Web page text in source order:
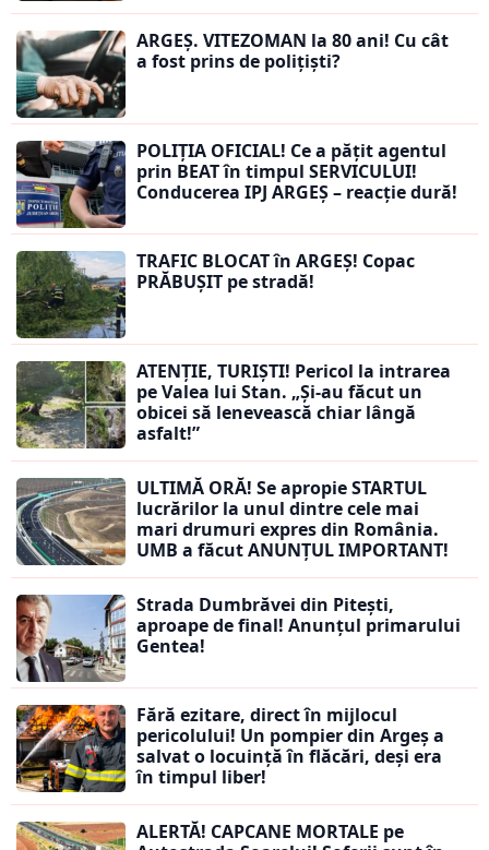
ARGEȘ. VITEZOMAN la 80 ani! Cu cât
a fost prins de polițiști?
POLIȚIA OFICIAL! Ce a pățit agentul
prin BEAT în timpul SERVICULUI!
Conducerea IPJ ARGEȘ – reacție dură!
TRAFIC BLOCAT în ARGEȘ! Copac
PRĂBUȘIT pe stradă!
ATENȚIE, TURIȘTI! Pericol la intrarea
pe Valea lui Stan. „Și-au făcut un
obicei să lenevească chiar lângă
asfalt!”
ULTIMĂ ORĂ! Se apropie STARTUL
lucrărilor la unul dintre cele mai
mari drumuri expres din România.
UMB a făcut ANUNȚUL IMPORTANT!
Strada Dumbrăvei din Pitești,
aproape de final! Anunțul primarului
Gentea!
Fără ezitare, direct în mijlocul
pericolului! Un pompier din Argeș a
salvat o locuință în flăcări, deși era
în timpul liber!
ALERTĂ! CAPCANE MORTALE pe